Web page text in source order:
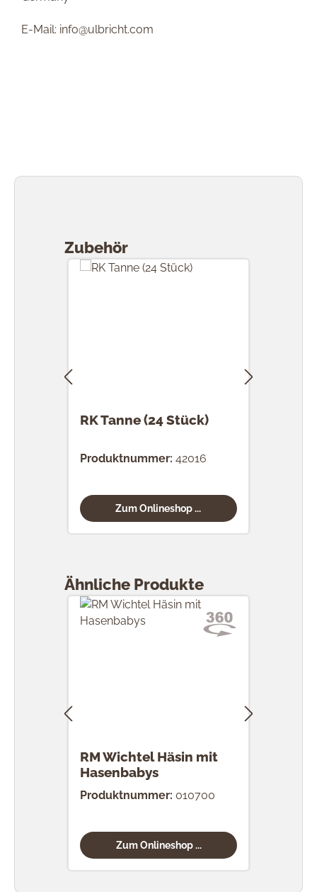
E-Mail: info@ulbricht.com
Zubehör
RK Tanne (24 Stück)
Produktnummer: 42016
Zum Onlineshop ...
Ähnliche Produkte
RM Wichtel Häsin mit
Hasenbabys
Produktnummer: 010700
Zum Onlineshop ...